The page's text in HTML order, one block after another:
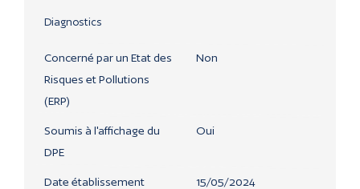
Diagnostics
Concerné par un Etat des
Risques et Pollutions
(ERP)
Non
Soumis à l'affichage du
DPE
Oui
Date établissement
15/05/2024